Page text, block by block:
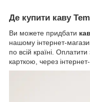
Де купити каву
Ви можете придбати
нашому інтернет-
по всій країні.
карткою, через